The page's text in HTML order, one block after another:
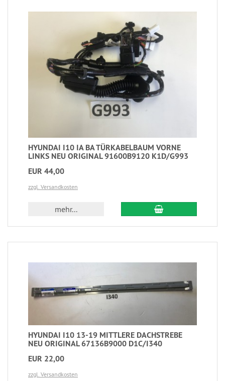
HYUNDAI I10 IA BA TÜRKABELBAUM VORNE
LINKS NEU ORIGINAL 91600B9120 K1D/G993
EUR 44,00
zzgl. Versandkosten
mehr...
HYUNDAI I10 13-19 MITTLERE DACHSTREBE
NEU ORIGINAL 67136B9000 D1C/I340
EUR 22,00
zzgl. Versandkosten